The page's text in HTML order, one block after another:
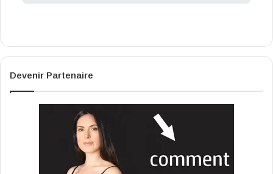
Devenir Partenaire